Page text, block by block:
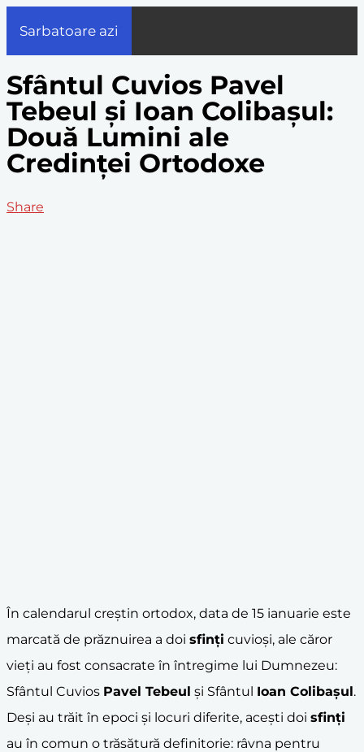
Sarbatoare azi
Sfântul Cuvios Pavel
Tebeul și Ioan Colibașul:
Două Lumini ale
Credinței Ortodoxe
Share
În calendarul creștin ortodox, data de 15 ianuarie este
marcată de prăznuirea a doi sfinți cuvioși, ale căror
vieți au fost consacrate în întregime lui Dumnezeu:
Sfântul Cuvios Pavel Tebeul și Sfântul Ioan Colibașul.
Deși au trăit în epoci și locuri diferite, acești doi sfinți
au în comun o trăsătură definitorie: râvna pentru